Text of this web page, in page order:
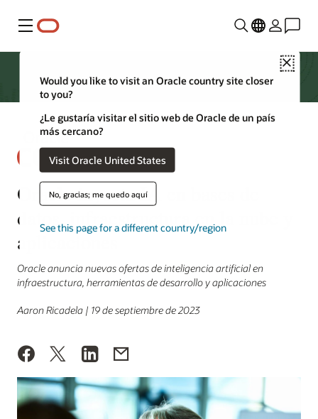
Menú
Close
Would you like to visit an Oracle country site closer
to you?
¿Le gustaría visitar el sitio web de Oracle de un país
más cercano?
Visit Oracle United States
No, gracias; me quedo aquí
See this page for a different country/region
Oracle inyecta IA en bases de
datos, infraestructura en la nube y
aplicaciones
Oracle anuncia nuevas ofertas de inteligencia artificial en
infraestructura, herramientas de desarrollo y aplicaciones
Aaron Ricadela | 19 de septiembre de 2023